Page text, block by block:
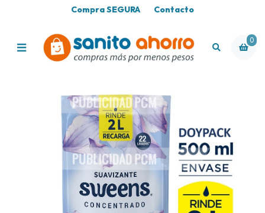
Compra SEGURA Contacto
0